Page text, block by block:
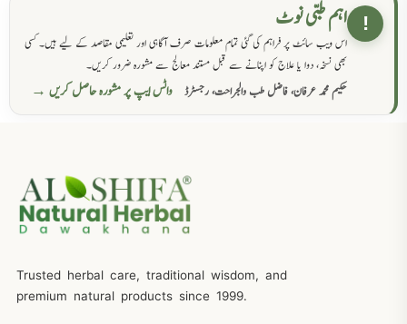
! اہم طبی نوٹ
اس ویب سائٹ پر فراہم کی گئی تمام معلومات صرف آگاہی اور تعلیمی مقاصد کے لیے ہیں۔ کسی
بھی نسخہ، دوا یا علاج کو اپنانے سے قبل مستند معالج سے مشورہ ضرور کریں۔
حکیم محمد عرفان، فاضل طب والجراحت، رجسٹرڈ
واٹس ایپ پر مشورہ حاصل کریں →
Trusted herbal care, traditional wisdom, and
premium natural products since 1999.